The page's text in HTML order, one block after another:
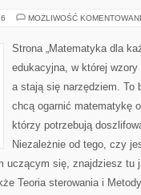
MOŻLIWOŚĆ
Strona „Matematyka dla
edukacyjna, w której
a stają się narzędziem. To
chcą ogarnić matematykę
którzy potrzebują
Niezależnie od tego, czy
uczącym się, znajdziesz tu
Teoria sterowania i